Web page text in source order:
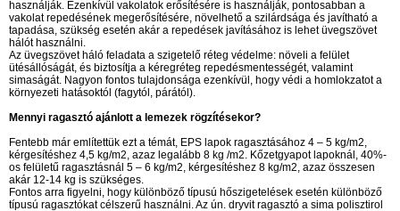
használják. Ezenkívül vakolatok erősítésére is használják, pontosabban a
vakolat repedésének megerősítésére, növelhető a szilárdsága és javítható a
tapadása, szükség esetén akár a repedések javításához is lehet üvegszövet
hálót használni.
Az üvegszövet háló feladata a szigetelő réteg védelme: növeli a felület
ütésállóságát, és biztosítja a kéregréteg repedésmentességét, valamint
simaságát. Nagyon fontos tulajdonsága ezenkívül, hogy védi a homlokzatot a
környezeti hatásoktól (fagytól, párától).
Mennyi ragasztó ajánlott a lemezek rögzítésekor?
Fentebb már említettük ezt a témát, EPS lapok ragasztásához 4 – 5 kg/m2,
kérgesítéshez 4,5 kg/m2, azaz legalább 8 kg /m2. Kőzetgyapot lapoknál, 40%-
os felületű ragasztásnál 5 – 6 kg/m2, kérgesítéshez 8 kg/m2, azaz összesen
akár 12-14 kg is szükséges.
Fontos arra figyelni, hogy különböző típusú hőszigetelések esetén különböző
típusú ragasztókat célszerű használni. Az ún. dryvit ragasztó a sima polisztirol